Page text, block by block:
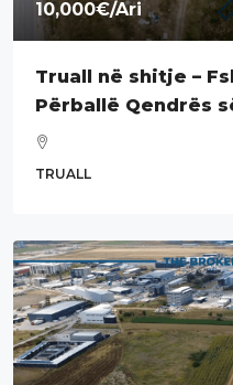
10,000€/Ari
Truall në shitje –
Përballë Qendrës
TRUALL